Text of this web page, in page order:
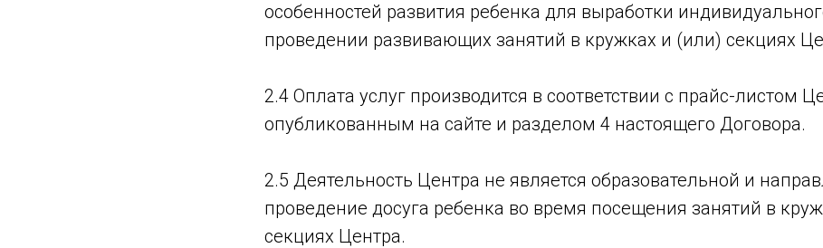
особенностей развития ребенка для выработки
проведении развивающих занятий в кружках и (или) секциях
2.4 Оплата услуг производится в соответствии с прайс-листом
опубликованным на сайте и разделом 4 настоящего Договора.
2.5 Деятельность Центра не является образовательной и
проведение досуга ребенка во время посещения занятий в
секциях Центра.